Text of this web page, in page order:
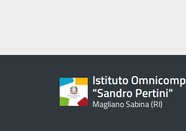
Istituto
"Sandro Pertini"
Magliano Sabina (RI)